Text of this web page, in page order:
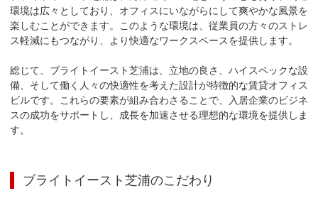
環境は広々としており、オフィスにいながらにして爽やかな風景を
楽しむことができます。このような環境は、従業員の方々のストレ
ス軽減にもつながり、より快適なワークスペースを提供します。
総じて、ブライトイースト芝浦は、立地の良さ、ハイスペックな設
備、そして働く人々の快適性を考えた設計が特徴的な賃貸オフィス
ビルです。これらの要素が組み合わさることで、入居企業のビジネ
スの成功をサポートし、成長を加速させる理想的な環境を提供しま
す。
ブライトイースト芝浦のこだわり